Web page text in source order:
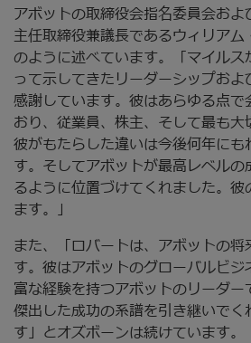
アボットの取締役会指名委員会お
主任取締役兼議長であるウィリア
のように述べています。「マイル
って示してきたリーダーシップおよ
感謝しています。彼はあらゆる点
おり、従業員、株主、そして最も
彼がもたらした違いは今後何年に
す。そしてアボットが最高レベル
るように位置づけてくれました。
ます。」
また、「ロバートは、アボットの
す。彼はアボットのグローバルビ
富な経験を持つアボットのリーダ
傑出した成功の系譜を引き継いでく
す」とオズボーンは続けています。